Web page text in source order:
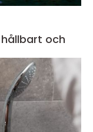
och